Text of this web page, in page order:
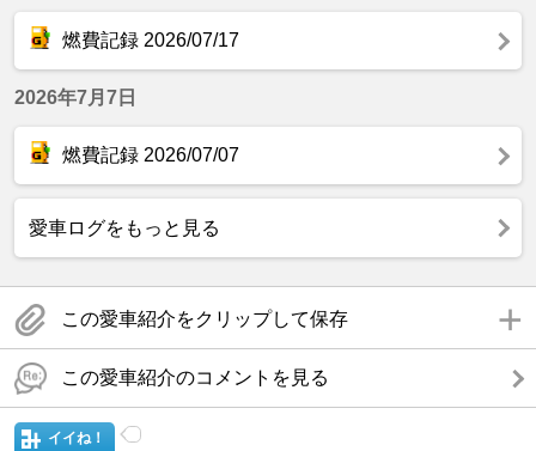
燃費記録 2026/07/17
2026年7月7日
燃費記録 2026/07/07
愛車ログをもっと見る
この愛車紹介をクリップして保存
この愛車紹介のコメントを見る
イイね！